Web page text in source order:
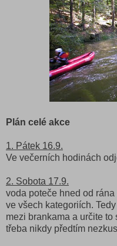
Plán celé akce
1. Pátek 16.9.
Ve večerních hodinách
2. Sobota 17.9.
voda poteče hned od
ve všech kategoriích.
mezi brankama a určite
třeba nikdy předtím